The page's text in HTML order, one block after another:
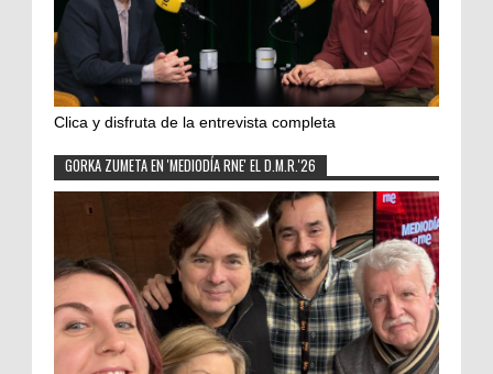
Clica y disfruta de la entrevista completa
GORKA ZUMETA EN 'MEDIODÍA RNE' EL D.M.R.'26